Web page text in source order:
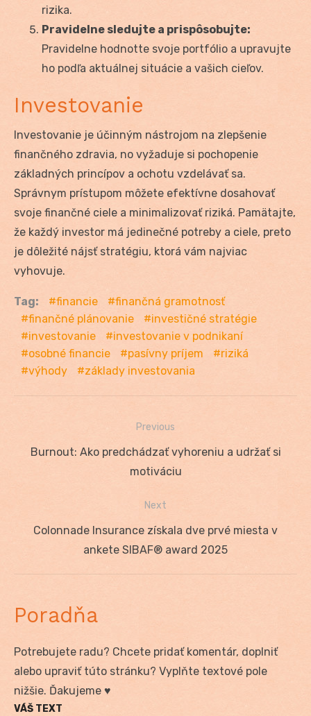
rizika.
Pravidelne sledujte a prispôsobujte:
Pravidelne hodnotte svoje portfólio a upravujte
ho podľa aktuálnej situácie a vašich cieľov.
Investovanie
Investovanie je účinným nástrojom na zlepšenie
finančného zdravia, no vyžaduje si pochopenie
základných princípov a ochotu vzdelávať sa.
Správnym prístupom môžete efektívne dosahovať
svoje finančné ciele a minimalizovať riziká. Pamätajte,
že každý investor má jedinečné potreby a ciele, preto
je dôležité nájsť stratégiu, ktorá vám najviac
vyhovuje.
Tag: financie
finančná gramotnosť
finančné plánovanie
investičné stratégie
investovanie
investovanie v podnikaní
osobné financie
pasívny príjem
riziká
výhody
základy investovania
Navigácia
Previous
Previous
Burnout: Ako predchádzať vyhoreniu a udržať si
motiváciu
Next
Next
Colonnade Insurance získala dve prvé miesta v
ankete SIBAF® award 2025
Poradňa
Potrebujete radu? Chcete pridať komentár, doplniť
alebo upraviť túto stránku? Vyplňte textové pole
nižšie. Ďakujeme ♥
VÁŠ TEXT